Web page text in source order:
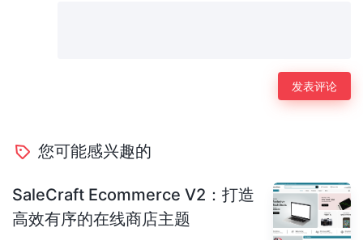
您可能感兴趣的
SaleCraft Ecommerce V2：打造
高效有序的在线商店主题